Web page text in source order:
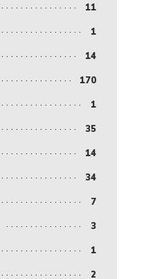
11
1
14
170
1
35
14
34
7
3
1
2